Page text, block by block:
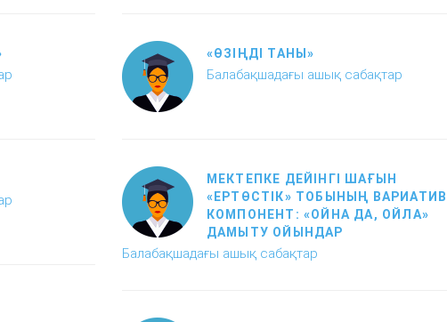
«ӨЗІҢДІ ТАНЫ»
Балабақшадағы ашық сабақтар
МЕКТЕПКЕ ДЕЙІНГІ ШАҒЫН
«ЕРТӨСТІК» ТОБЫНЫҢ
КОМПОНЕНТ: «ОЙНА ДА, ОЙЛА»
ДАМЫТУ ОЙЫНДАР
Балабақшадағы ашық сабақтар